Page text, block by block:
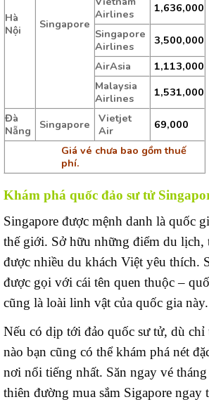
Hà
Nội
Singapore
Airlines
1,636,000
Singapore
Airlines
3,500,000
AirAsia
1,113,000
Malaysia
Airlines
1,531,000
Đà
Nẵng
Singapore
Vietjet
Air
69,000
Giá vé chưa bao gồm thuế
phí.
Khám phá quốc đảo sư tử
Singapore được mệnh danh là quốc
thế giới. Sở hữu những điểm du lịch,
được nhiều du khách Việt yêu thích.
được gọi với cái tên quen thuộc –
cũng là loài linh vật của quốc gia này.
Nếu có dịp tới đảo quốc sư tử, dù
nào bạn cũng có thể khám phá nét
nơi nổi tiếng nhất. Săn ngay vé
thiên đường mua sắm Sigapore ngay